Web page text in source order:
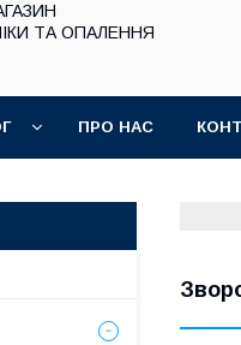
ТА ОПАЛЕННЯ
ПРО НАС